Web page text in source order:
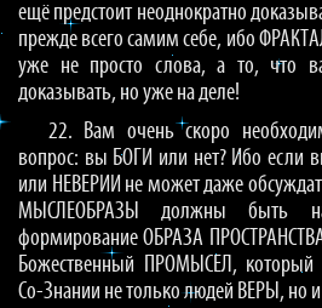
ещё предстоит неоднократно
прежде всего самим себе, ибо
уже не просто слова, а то, что
доказывать, но уже на деле!
22. Вам очень скоро
вопрос: вы БОГИ или нет? Ибо если
или НЕВЕРИИ не может даже
МЫСЛЕОБРАЗЫ должны быть
формирование ОБРАЗА
Божественный ПРОМЫСЕЛ, который
Со-Знании не только людей ВЕРЫ, но и